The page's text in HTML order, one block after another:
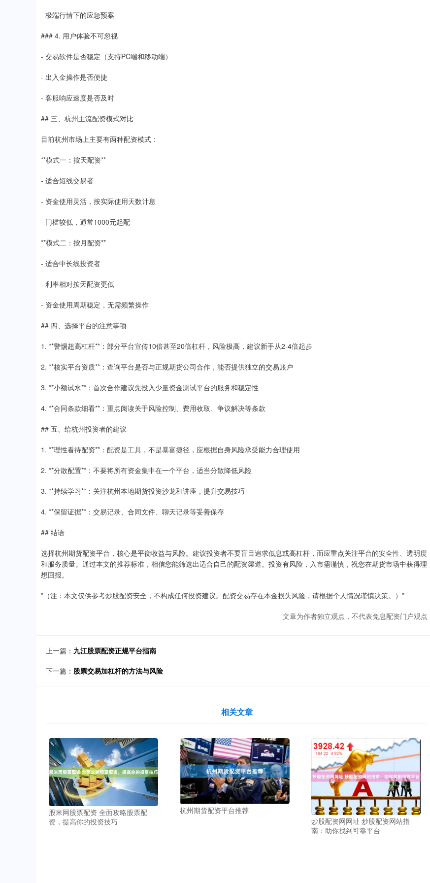
- 极端行情下的应急预案
### 4. 用户体验不可忽视
- 交易软件是否稳定（支持PC端和移动端）
- 出入金操作是否便捷
- 客服响应速度是否及时
## 三、杭州主流配资模式对比
目前杭州市场上主要有两种配资模式：
**模式一：按天配资**
- 适合短线交易者
- 资金使用灵活，按实际使用天数计息
- 门槛较低，通常1000元起配
**模式二：按月配资**
- 适合中长线投资者
- 利率相对按天配资更低
- 资金使用周期稳定，无需频繁操作
## 四、选择平台的注意事项
1. **警惕超高杠杆**：部分平台宣传10倍甚至20倍杠杆，风险极高，建议新手从2-4倍起步
2. **核实平台资质**：查询平台是否与正规期货公司合作，能否提供独立的交易账户
3. **小额试水**：首次合作建议先投入少量资金测试平台的服务和稳定性
4. **合同条款细看**：重点阅读关于风险控制、费用收取、争议解决等条款
## 五、给杭州投资者的建议
1. **理性看待配资**：配资是工具，不是暴富捷径，应根据自身风险承受能力合理使用
2. **分散配置**：不要将所有资金集中在一个平台，适当分散降低风险
3. **持续学习**：关注杭州本地期货投资沙龙和讲座，提升交易技巧
4. **保留证据**：交易记录、合同文件、聊天记录等妥善保存
## 结语
选择杭州期货配资平台，核心是平衡收益与风险。建议投资者不要盲目追求低息或高杠杆，而应重点关注平台的安全性、透明度
和服务质量。通过本文的推荐标准，相信您能筛选出适合自己的配资渠道。投资有风险，入市需谨慎，祝您在期货市场中获得理
想回报。
*（注：本文仅供参考炒股配资安全，不构成任何投资建议。配资交易存在本金损失风险，请根据个人情况谨慎决策。）*
文章为作者独立观点，不代表免息配资门户观点
上一篇： 九江股票配资正规平台指南
下一篇： 股票交易加杠杆的方法与风险
相关文章
股米网股票配资 全面攻略股票配
资，提高你的投资技巧
杭州期货配资平台推荐
炒股配资网网址 炒股配资网站指
南：助你找到可靠平台